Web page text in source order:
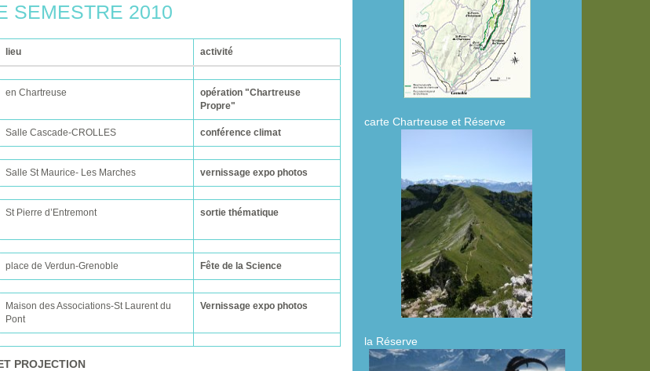
SEMESTRE 2010
lieu activité
en Chartreuse
opération "Chartreuse
Propre"
Salle Cascade-CROLLES conférence climat
Salle St Maurice- Les Marches vernissage expo photos
St Pierre d’Entremont sortie thématique
place de Verdun-Grenoble Fête de la Science
Maison des Associations-St Laurent du
Pont
Vernissage expo photos
PROJECTION
carte Chartreuse et Réserve
la Réserve